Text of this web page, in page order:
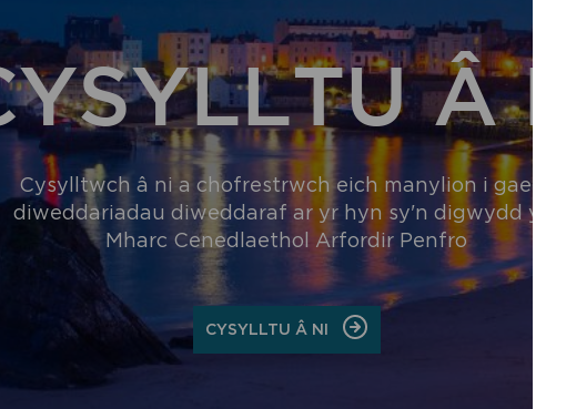
Â NI
Cysylltwch â ni a chofrestrwch eich manylion i gael y
diweddariadau diweddaraf ar yr hyn sy'n digwydd ym
Mharc Cenedlaethol Arfordir Penfro
CYSYLLTU Â NION